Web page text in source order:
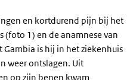
en kortdurend pijn bij het
(foto 1) en de anamnese van
is hij in het ziekenhuis
weer ontslagen. Uit
op zijn benen kwam